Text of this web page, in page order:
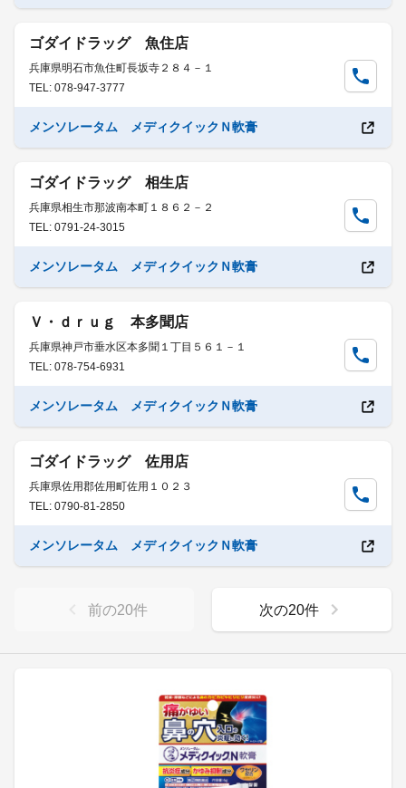
ゴダイドラッグ 魚住店
兵庫県明石市魚住町長坂寺２８４－１
TEL: 078-947-3777
メンソレータム メディクイックＮ軟膏
ゴダイドラッグ 相生店
兵庫県相生市那波南本町１８６２－２
TEL: 0791-24-3015
メンソレータム メディクイックＮ軟膏
Ｖ・ｄｒｕｇ 本多聞店
兵庫県神戸市垂水区本多聞１丁目５６１－１
TEL: 078-754-6931
メンソレータム メディクイックＮ軟膏
ゴダイドラッグ 佐用店
兵庫県佐用郡佐用町佐用１０２３
TEL: 0790-81-2850
メンソレータム メディクイックＮ軟膏
前の20件 次の20件